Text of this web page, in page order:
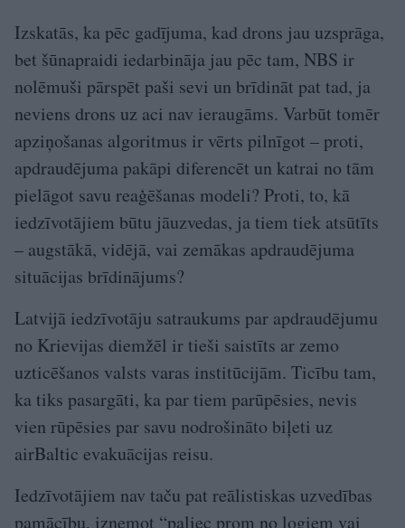
Izskatās, ka pēc gadījuma, kad drons jau uzsprāga,
bet šūnapraidi iedarbināja jau pēc tam, NBS ir
nolēmuši pārspēt paši sevi un brīdināt pat tad, ja
neviens drons uz aci nav ieraugāms. Varbūt tomēr
apziņošanas algoritmus ir vērts pilnīgot – proti,
apdraudējuma pakāpi diferencēt un katrai no tām
pielāgot savu reaģēšanas modeli? Proti, to, kā
iedzīvotājiem būtu jāuzvedas, ja tiem tiek atsūtīts
– augstākā, vidējā, vai zemākas apdraudējuma
situācijas brīdinājums?
Latvijā iedzīvotāju satraukums par apdraudējumu
no Krievijas diemžēl ir tieši saistīts ar zemo
uzticēšanos valsts varas institūcijām. Ticību tam,
ka tiks pasargāti, ka par tiem parūpēsies, nevis
vien rūpēsies par savu nodrošināto biļeti uz
airBaltic evakuācijas reisu.
Iedzīvotājiem nav taču pat reālistiskas uzvedības
pamācību, izņemot “paliec prom no logiem vai